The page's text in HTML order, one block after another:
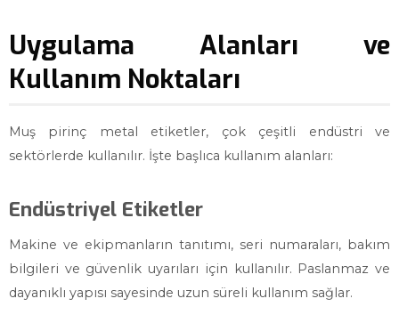
Uygulama Alanları ve
Kullanım Noktaları
Muş pirinç metal etiketler, çok çeşitli endüstri ve
sektörlerde kullanılır. İşte başlıca kullanım alanları:
Endüstriyel Etiketler
Makine ve ekipmanların tanıtımı, seri numaraları, bakım
bilgileri ve güvenlik uyarıları için kullanılır. Paslanmaz ve
dayanıklı yapısı sayesinde uzun süreli kullanım sağlar.